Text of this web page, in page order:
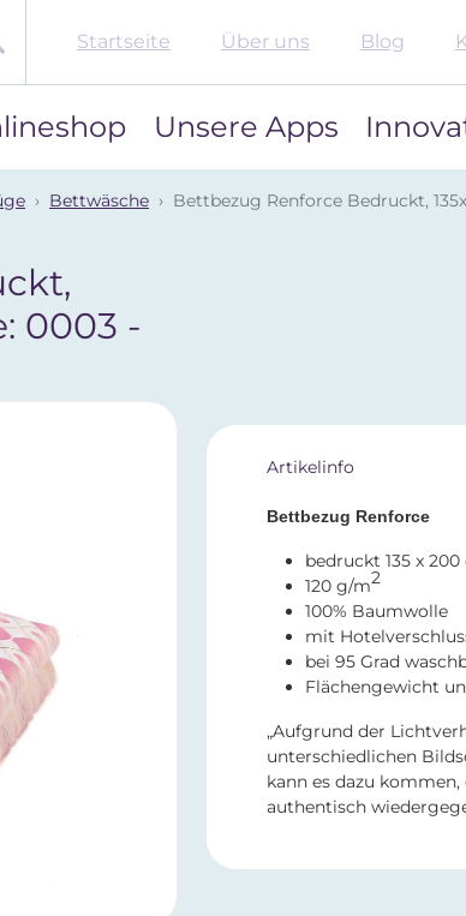
Startseite Über uns Blog
Unsere Apps
Bettwäsche Bettbezug Renforce Bedruckt,
0003 -
Artikelinfo
Bettbezug Renforce
bedruckt 135 x 200
120 g/m2
100% Baumwolle
mit
bei 95 Grad
​Flächengewicht
„Aufgrund der
unterschiedlichen
kann es dazu
authentisch